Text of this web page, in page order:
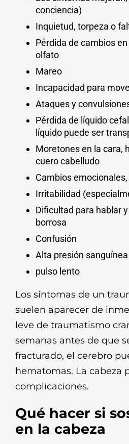
conciencia)
Inquietud, torpeza o
Pérdida de cambios
olfato
Mareo
Incapacidad para
Ataques y
Pérdida de líquido
líquido puede ser
Moretones en la cara,
cuero cabelludo
Cambios
Irritabilidad
Dificultad para hablar
borrosa
Confusión
Alta presión sanguínea
pulso lento
Los síntomas de un
suelen aparecer de
leve de traumatismo
semanas antes de que
fracturado, el cerebro
hematomas. La cabeza
complicaciones.
Qué hacer si
en la cabeza